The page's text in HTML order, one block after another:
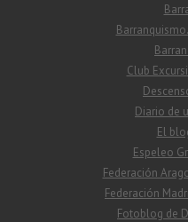
Club
Diario de
El
Espeleo
Federación
Federación
Fotoblog de